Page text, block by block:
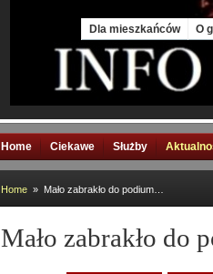
Dla mieszkańców O
Home Ciekawe Służby
Home » Mało zabrakło do podium…
Mało zabrakło do